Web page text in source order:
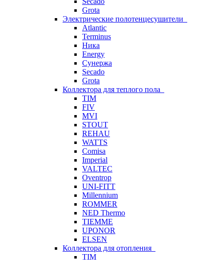
Grota
Электрические полотенцесушители
Atlantic
Terminus
Ника
Energy
Сунержа
Secado
Grota
Коллектора для теплого пола
TIM
FIV
MVI
STOUT
REHAU
WATTS
Comisa
Imperial
VALTEC
Oventrop
UNI-FITT
Millennium
ROMMER
NED Thermo
TIEMME
UPONOR
ELSEN
Коллектора для отопления
TIM